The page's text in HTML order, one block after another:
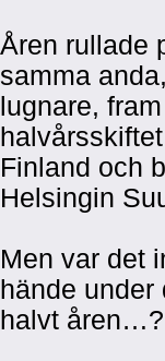
Åren rullade
samma
lugnare,
Finland och
Helsingin
Men var det
hände under
halvt åren…?